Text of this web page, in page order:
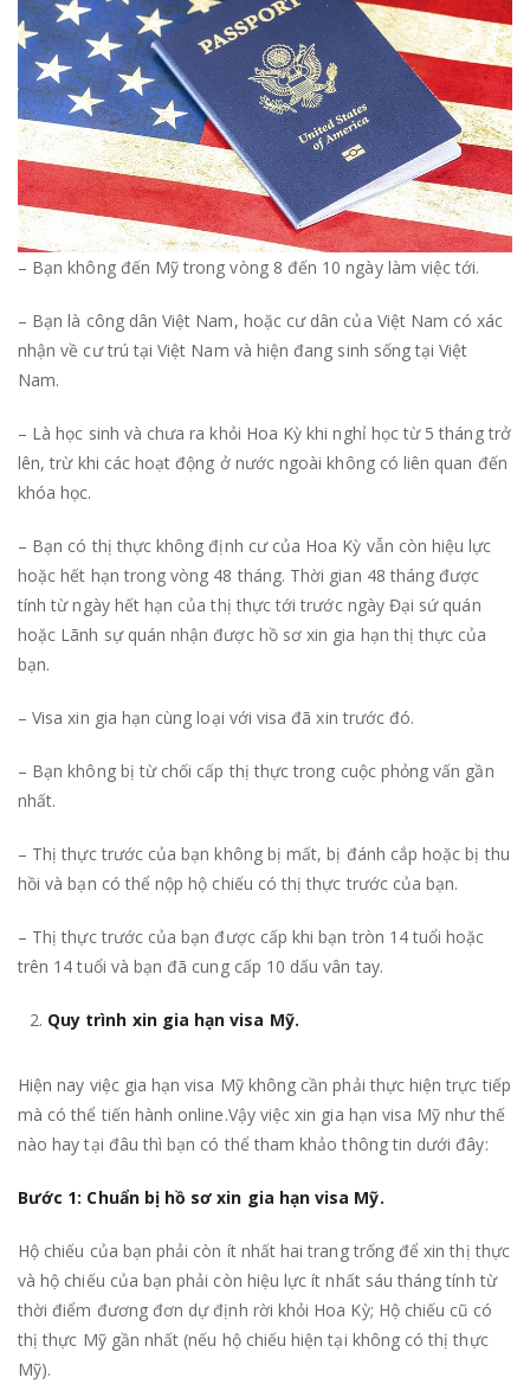
– Bạn không đến Mỹ trong vòng 8 đến 10 ngày làm việc tới.
– Bạn là công dân Việt Nam, hoặc cư dân của Việt Nam có xác
nhận về cư trú tại Việt Nam và hiện đang sinh sống tại Việt
Nam.
– Là học sinh và chưa ra khỏi Hoa Kỳ khi nghỉ học từ 5 tháng trở
lên, trừ khi các hoạt động ở nước ngoài không có liên quan đến
khóa học.
– Bạn có thị thực không định cư của Hoa Kỳ vẫn còn hiệu lực
hoặc hết hạn trong vòng 48 tháng. Thời gian 48 tháng được
tính từ ngày hết hạn của thị thực tới trước ngày Đại sứ quán
hoặc Lãnh sự quán nhận được hồ sơ xin gia hạn thị thực của
bạn.
– Visa xin gia hạn cùng loại với visa đã xin trước đó.
– Bạn không bị từ chối cấp thị thực trong cuộc phỏng vấn gần
nhất.
– Thị thực trước của bạn không bị mất, bị đánh cắp hoặc bị thu
hồi và bạn có thể nộp hộ chiếu có thị thực trước của bạn.
– Thị thực trước của bạn được cấp khi bạn tròn 14 tuổi hoặc
trên 14 tuổi và bạn đã cung cấp 10 dấu vân tay.
Quy trình xin gia hạn visa Mỹ.
Hiện nay việc gia hạn visa Mỹ không cần phải thực hiện trực tiếp
mà có thể tiến hành online.Vậy việc xin gia hạn visa Mỹ như thế
nào hay tại đâu thì bạn có thể tham khảo thông tin dưới đây:
Bước 1: Chuẩn bị hồ sơ xin gia hạn visa Mỹ.
Hộ chiếu của bạn phải còn ít nhất hai trang trống để xin thị thực
và hộ chiếu của bạn phải còn hiệu lực ít nhất sáu tháng tính từ
thời điểm đương đơn dự định rời khỏi Hoa Kỳ; Hộ chiếu cũ có
thị thực Mỹ gần nhất (nếu hộ chiếu hiện tại không có thị thực
Mỹ).